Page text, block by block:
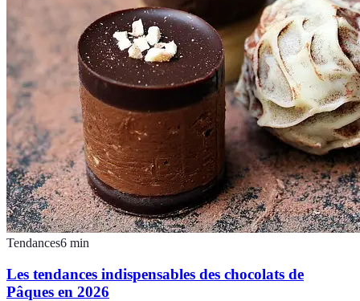
Tendances6 min
Les tendances indispensables des chocolats de
Pâques en 2026